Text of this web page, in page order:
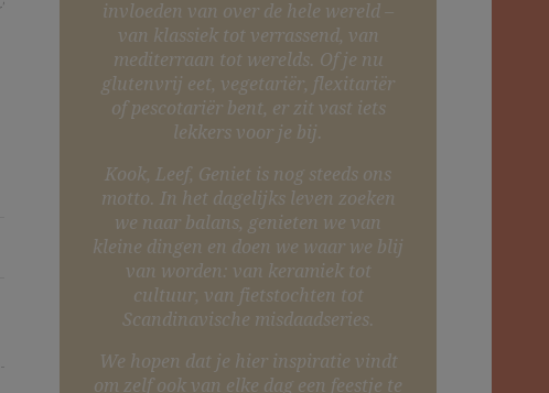
invloeden van over de hele wereld –
van klassiek tot verrassend, van
mediterraan tot werelds. Of je nu
glutenvrij eet, vegetariër, flexitariër
of pescotariër bent, er zit vast iets
lekkers voor je bij.
Kook, Leef, Geniet is nog steeds ons
motto. In het dagelijks leven zoeken
we naar balans, genieten we van
kleine dingen en doen we waar we blij
van worden: van keramiek tot
cultuur, van fietstochten tot
Scandinavische misdaadseries.
We hopen dat je hier inspiratie vindt
om zelf ook van elke dag een feestje te